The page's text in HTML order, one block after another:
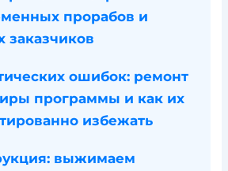
прорабов и
заказчиков
ошибок: ремонт
программы и как их
избежать
выжимаем